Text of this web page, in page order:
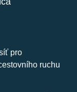
pro
ruchu